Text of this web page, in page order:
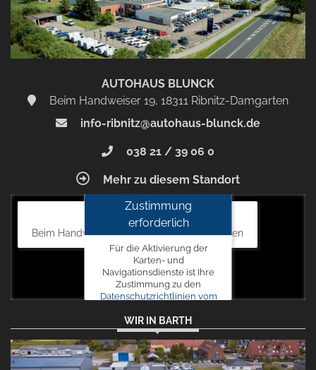
AUTOHAUS BLUNCK
Beim Handweiser 19, 18311 Ribnitz-Damgarten
info-ribnitz@autohaus-blunck.de
038 21 / 39 06 0
Mehr zu diesem Standort
Autohaus Blunck
Beim Handweiser 19, 18311 Ribnitz-Damgarten
Zustimmung
erforderlich
Für die Aktivierung der
Karten- und
Navigationsdienste ist Ihre
Zustimmung zu den
Datenschutzrichtlinien vom
erforderlich.
Zustimmen
WIR IN BARTH